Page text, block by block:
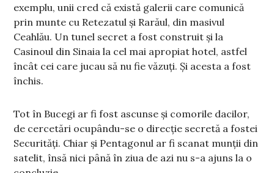
exemplu, unii cred că există galerii care comunică
prin munte cu Retezatul şi Rarăul, din masivul
Ceahlău. Un tunel secret a fost construit și la
Casinoul din Sinaia la cel mai apropiat hotel, astfel
încât cei care jucau să nu fie văzuți. Și acesta a fost
închis.
Tot în Bucegi ar fi fost ascunse și comorile dacilor,
de cercetări ocupându-se o direcție secretă a fostei
Securități. Chiar și Pentagonul ar fi scanat munții din
satelit, însă nici până în ziua de azi nu s-a ajuns la o